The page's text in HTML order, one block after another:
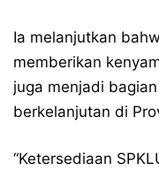
Ia melanjutkan
memberikan
juga menjadi
berkelanjutan di
“Ketersediaan